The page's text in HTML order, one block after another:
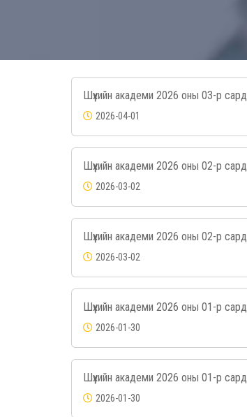
Шүүхийн академи 2026 оны 03-р сард
2026-04-01
Шүүхийн академи 2026 оны 02-р сард
2026-03-02
Шүүхийн академи 2026 оны 02-р сард
2026-03-02
Шүүхийн академи 2026 оны 01-р сард
2026-01-30
Шүүхийн академи 2026 оны 01-р сард
2026-01-30